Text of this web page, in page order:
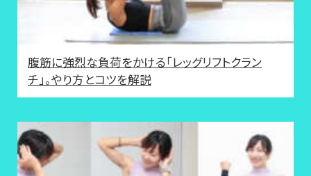
腹筋に強烈な負荷をかける「レッグリフトクラン
チ」。やり方とコツを解説